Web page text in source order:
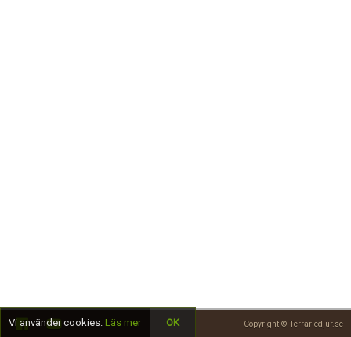
Copyright © Terrariedjur.se
Vi använder cookies. Läs mer OK